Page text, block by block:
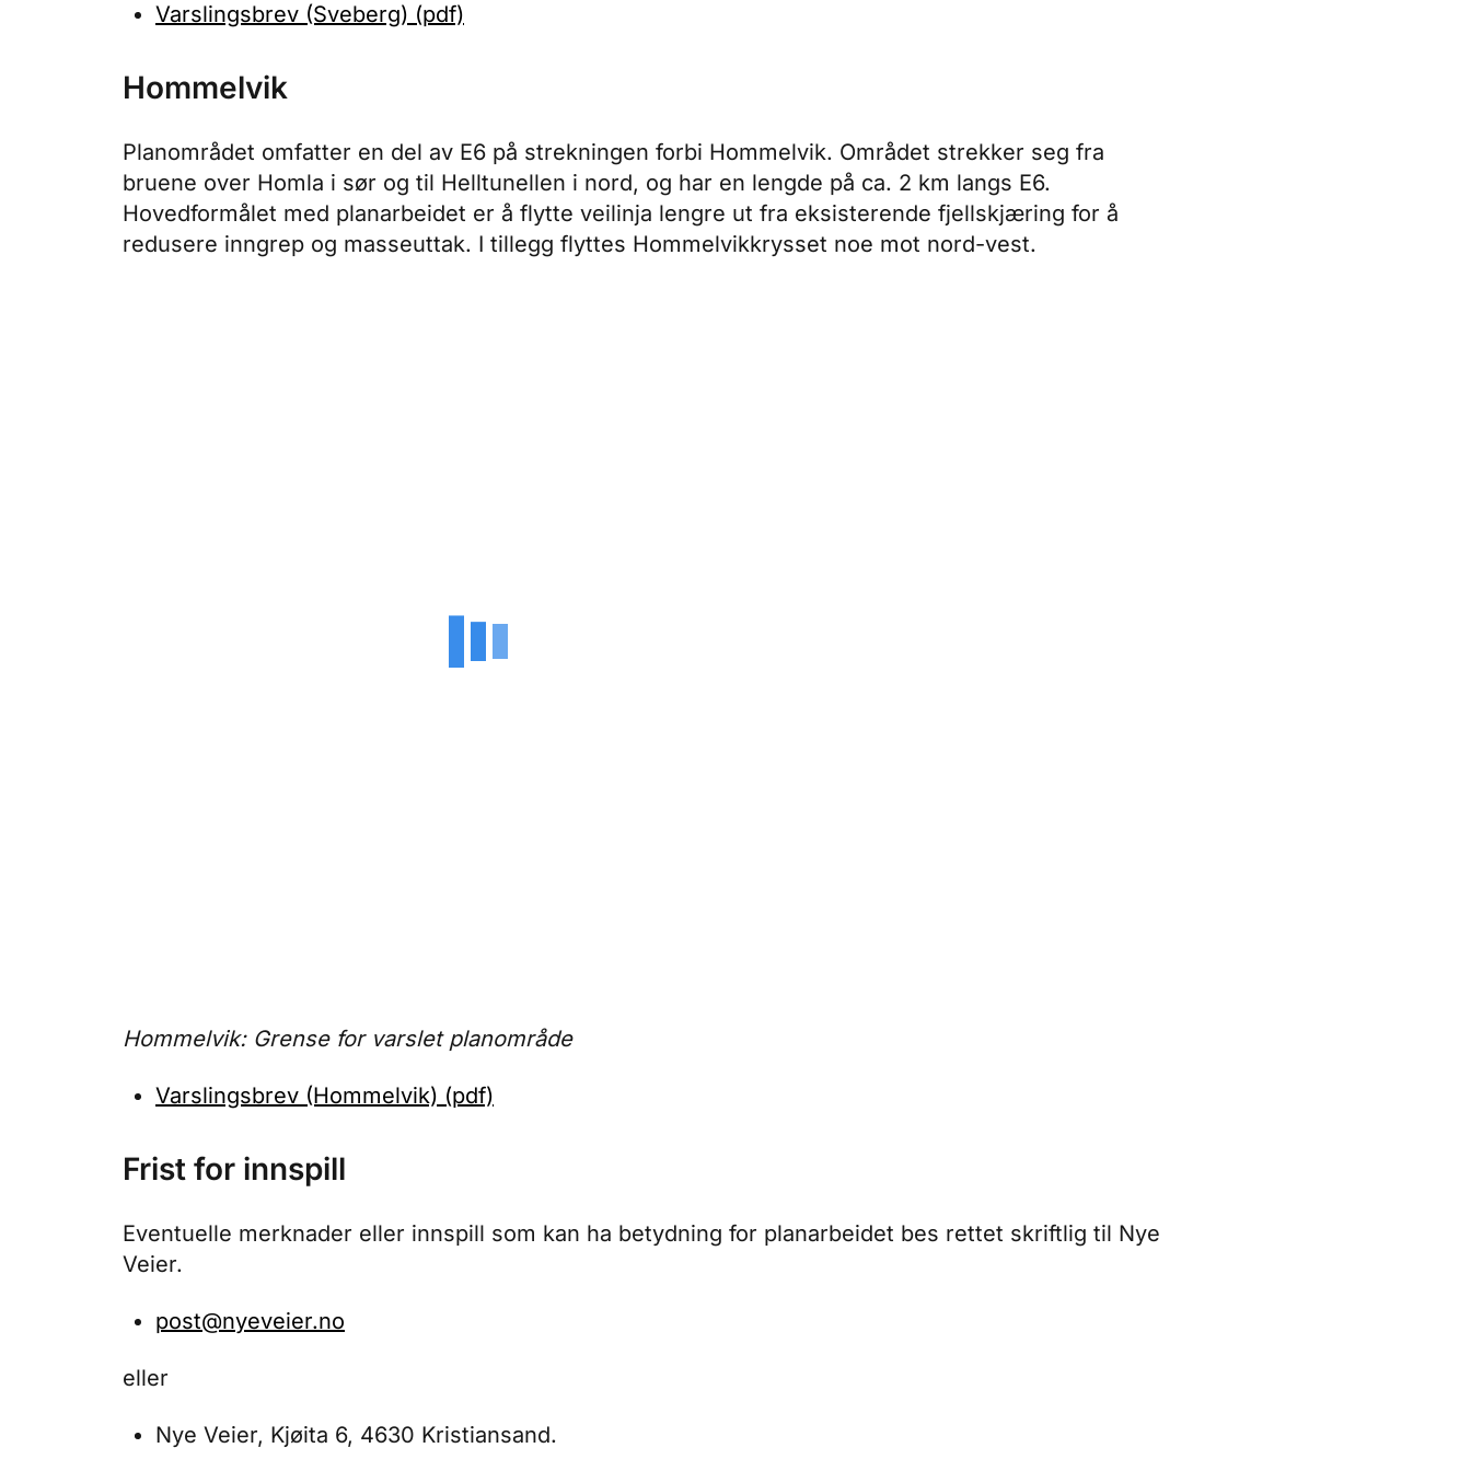
Varslingsbrev (Sveberg) (pdf)
Hommelvik
Planområdet omfatter en del av E6 på strekningen forbi Hommelvik. Området strekker seg fra
bruene over Homla i sør og til Helltunellen i nord, og har en lengde på ca. 2 km langs E6.
Hovedformålet med planarbeidet er å flytte veilinja lengre ut fra eksisterende fjellskjæring for å
redusere inngrep og masseuttak. I tillegg flyttes Hommelvikkrysset noe mot nord-vest.
Hommelvik: Grense for varslet planområde
Varslingsbrev (Hommelvik) (pdf)
Frist for innspill
Eventuelle merknader eller innspill som kan ha betydning for planarbeidet bes rettet skriftlig til Nye
Veier.
post@nyeveier.no
eller
Nye Veier, Kjøita 6, 4630 Kristiansand.